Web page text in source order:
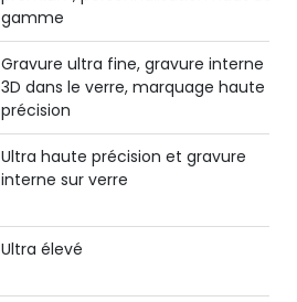
gamme
Gravure ultra fine, gravure interne
3D dans le verre, marquage haute
précision
Ultra haute précision et gravure
interne sur verre
Ultra élevé